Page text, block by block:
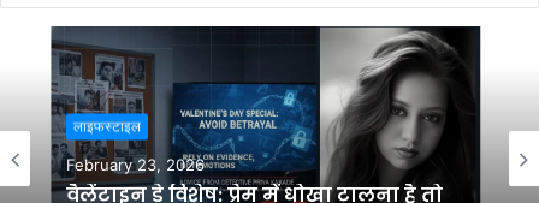
लाइफस्टाइल
February 23, 2026
लाइफस्टाइल